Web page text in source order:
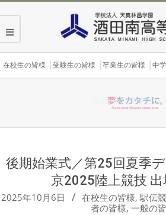
content
Secondary
在校生の皆様 受験生の皆様 卒業生の皆様 中
後期始業式／第25回夏季
京2025陸上競技
2025年10月6日 在校生の皆様,駅伝
者の皆様, 一般の